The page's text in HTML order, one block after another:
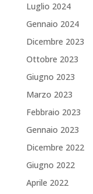
Luglio 2024
Gennaio 2024
Dicembre 2023
Ottobre 2023
Giugno 2023
Marzo 2023
Febbraio 2023
Gennaio 2023
Dicembre 2022
Giugno 2022
Aprile 2022